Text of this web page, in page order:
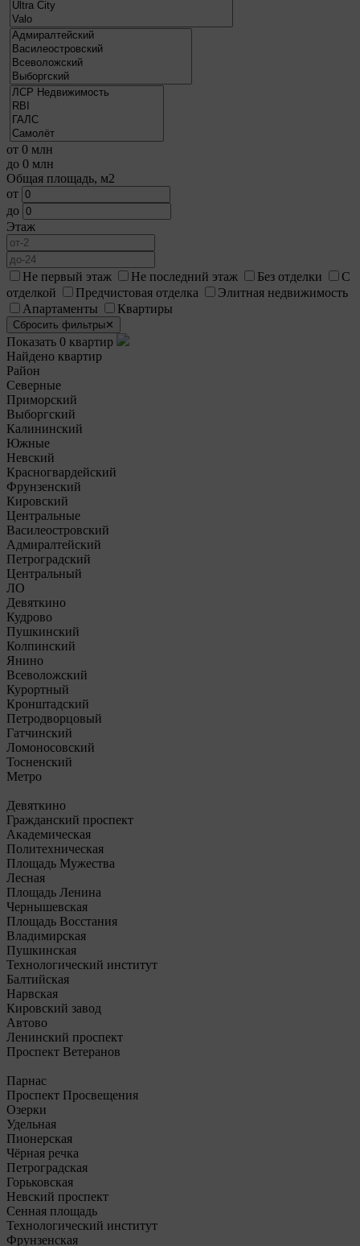
от 0 млн
до 0 млн
Общая площадь, м2
от
до
Этаж
Не первый этаж Не последний этаж Без отделки
С
отделкой
Предчистовая отделка
Элитная недвижимость
Апартаменты
Квартиры
Сбросить фильтры✕
Показать 0 квартир
Найдено квартир
.
Район
Северные
Приморский
Выборгский
Калининский
Южные
Невский
Красногвардейский
Фрунзенский
Кировский
Центральные
Василеостровский
Адмиралтейский
Петроградский
Центральный
ЛО
Девяткино
Кудрово
Пушкинский
Колпинский
Янино
Всеволожский
Курортный
Кронштадский
Петродворцовый
Гатчинский
Ломоносовский
Тосненский
Метро
Девяткино
Гражданский проспект
Академическая
Политехническая
Площадь Мужества
Лесная
Площадь Ленина
Чернышевская
Площадь Восстания
Владимирская
Пушкинская
Технологический институт
Балтийская
Нарвская
Кировский завод
Автово
Ленинский проспект
Проспект Ветеранов
Парнас
Проспект Просвещения
Озерки
Удельная
Пионерская
Чёрная речка
Петроградская
Горьковская
Невский проспект
Сенная площадь
Технологический институт
Фрунзенская